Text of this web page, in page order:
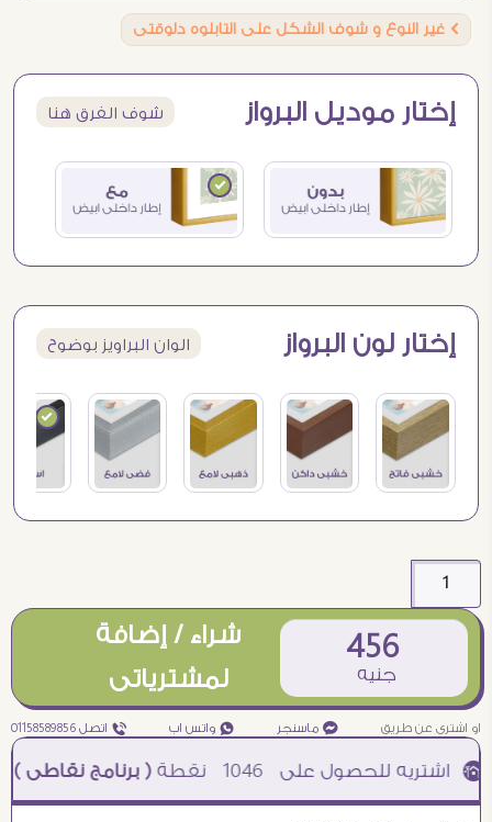
Ö غير النوع و شوف الشكل على التابلوه دلوقتى
إختار موديل البرواز شوف الفرق هنا
إختار لون البرواز الوان البراويز بوضوح
456
جنيه
شراء / إضافة
لمشترياتى
او اشترى عن طريق ¥ ماسنجر ₧ واتس اب ƒ اتصل 01158589856
1046 نقطة( برنامج نقاطى )à خصم 5% للعملاء الجدد à شحن مجانى عند الشراء ب 4000 جنيه à